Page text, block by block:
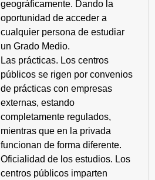
geográficamente. Dando la
oportunidad de acceder a
cualquier persona de estudiar
un Grado Medio.
Las prácticas. Los centros
públicos se rigen por convenios
de prácticas con empresas
externas, estando
completamente regulados,
mientras que en la privada
funcionan de forma diferente.
Oficialidad de los estudios. Los
centros públicos imparten